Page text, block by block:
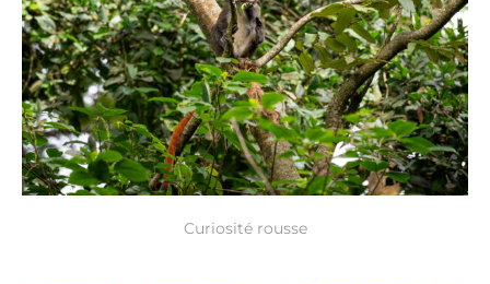
Curiosité rousse